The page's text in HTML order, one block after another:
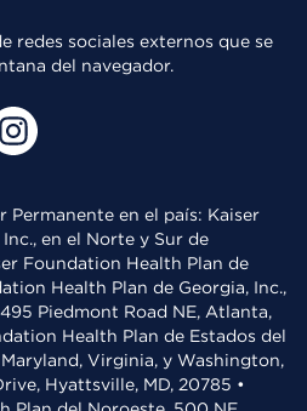
redes sociales externos que se
del navegador.
Permanente en el país: Kaiser
en el Norte y Sur de
Foundation Health Plan de
Health Plan de Georgia, Inc.,
Piedmont Road NE, Atlanta,
Health Plan de Estados del
Virginia, y Washington,
Hyattsville, MD, 20785 •